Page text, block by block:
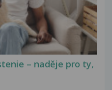
– naděje pro ty,